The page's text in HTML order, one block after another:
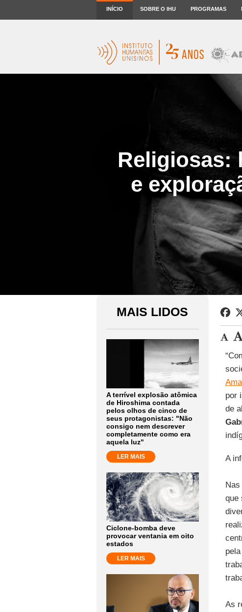
INÍCIO SOBRE O IHU PROGRAMAS
Religiosas:
e
MAIS LIDOS
A terrível explosão atômica
de Hiroshima contada
pelos olhos de cinco de
seus protagonistas: "Não
consigo nem descrever
completamente como era
aquela luz"
LER MAIS
Ciclone-bomba deve
provocar ventania em oito
estados
LER MAIS
por
de
A
que
As